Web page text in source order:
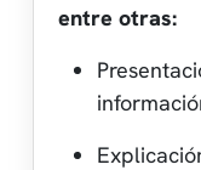
entre otras: